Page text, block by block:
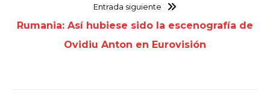
Entrada siguiente
Rumania: Así hubiese sido la escenografía de
Ovidiu Anton en Eurovisión